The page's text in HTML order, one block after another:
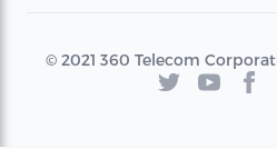
© 2021 360 Telecom